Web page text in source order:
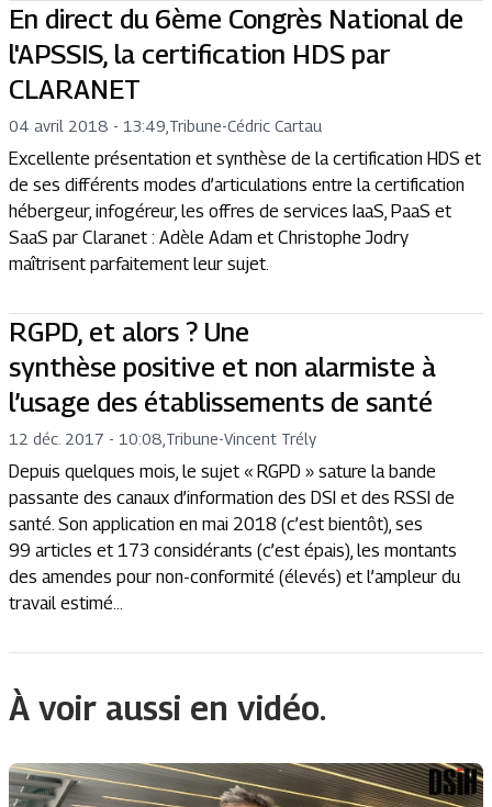
En direct du 6ème Congrès National de
l'APSSIS, la certification HDS par
CLARANET
04 avril 2018 - 13:49 Tribune-Cédric Cartau
Excellente présentation et synthèse de la certification HDS et
de ses différents modes d’articulations entre la certification
hébergeur, infogéreur, les offres de services IaaS, PaaS et
SaaS par Claranet : Adèle Adam et Christophe Jodry
maîtrisent parfaitement leur sujet.
RGPD, et alors ? Une
synthèse positive et non alarmiste à
l’usage des établissements de santé
12 déc. 2017 - 10:08 Tribune-Vincent Trély
Depuis quelques mois, le sujet « RGPD » sature la bande
passante des canaux d’information des DSI et des RSSI de
santé. Son application en mai 2018 (c’est bientôt), ses
99 articles et 173 considérants (c’est épais), les montants
des amendes pour non-conformité (élevés) et l’ampleur du
travail estimé...
À voir aussi en vidéo.